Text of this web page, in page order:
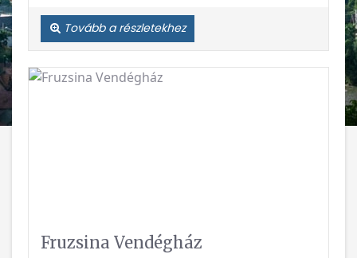
Tovább a részletekhez
Fruzsina Vendégház